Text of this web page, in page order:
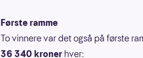
Første ramme
To vinnere var det også på første
36 340 kroner hver: